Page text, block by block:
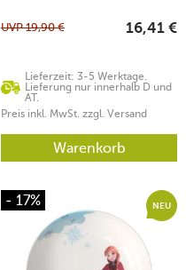
Lieferzeit: 3-5 Werktage.
Lieferung nur innerhalb D und
AT.
UVP19,90 € 16,41 €
Preis inkl. MwSt. zzgl. Versand
Warenkorb
- 17% NEU